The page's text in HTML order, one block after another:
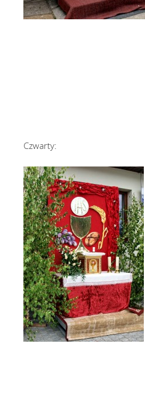
Czwarty: